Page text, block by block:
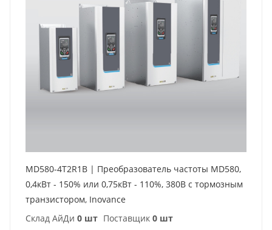
MD580-4T2R1B | Преобразователь частоты MD580,
0,4кВт - 150% или 0,75кВт - 110%, 380В с тормозным
транзистором, Inovance
Склад АйДи 0 шт Поставщик 0 шт